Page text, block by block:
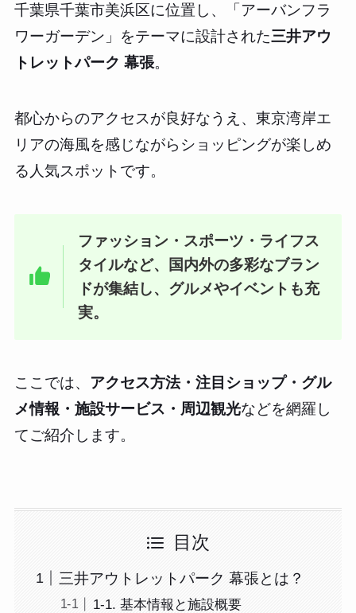
千葉県千葉市美浜区に位置し、「アーバンフラ
ワーガーデン」をテーマに設計された三井アウ
トレットパーク 幕張。
都心からのアクセスが良好なうえ、東京湾岸エ
リアの海風を感じながらショッピングが楽しめ
る人気スポットです。
ファッション・スポーツ・ライフス
タイルなど、国内外の多彩なブラン
ドが集結し、グルメやイベントも充
実。
ここでは、 アクセス方法・注目ショップ・グル
メ情報・施設サービス・周辺観光などを網羅し
てご紹介します。
目次
三井アウトレットパーク 幕張とは？
1-1. 基本情報と施設概要